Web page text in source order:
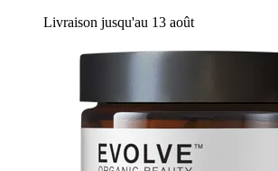
Livraison jusqu'au 13 août